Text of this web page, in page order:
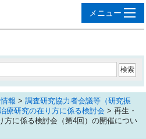
報 > 調査研究協力者会議等（研究振
療研究の在り方に係る検討会 > 再生・
方に係る検討会（第4回）の開催につい